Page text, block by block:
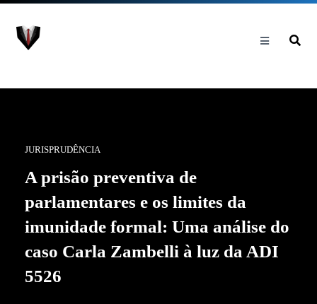
JURISPRUDÊNCIA
A prisão preventiva de
parlamentares e os limites da
imunidade formal: Uma análise do
caso Carla Zambelli à luz da ADI
5526